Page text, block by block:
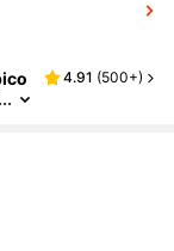
y
r
4.91 (500+)